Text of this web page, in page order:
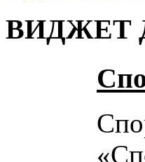
ВИДЖЕТ